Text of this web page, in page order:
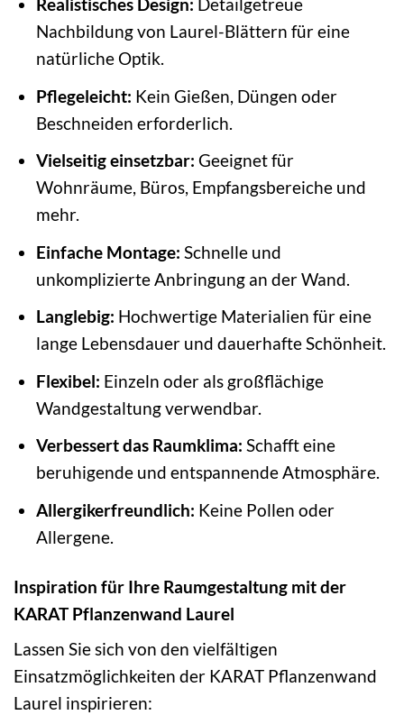
Nachbildung von Laurel-Blättern für eine
natürliche Optik.
Pflegeleicht: Kein Gießen, Düngen oder
Beschneiden erforderlich.
Vielseitig einsetzbar: Geeignet für
Wohnräume, Büros, Empfangsbereiche und
mehr.
Einfache Montage: Schnelle und
unkomplizierte Anbringung an der Wand.
Langlebig: Hochwertige Materialien für eine
lange Lebensdauer und dauerhafte Schönheit.
Flexibel: Einzeln oder als großflächige
Wandgestaltung verwendbar.
Verbessert das Raumklima: Schafft eine
beruhigende und entspannende Atmosphäre.
Allergikerfreundlich: Keine Pollen oder
Allergene.
Inspiration für Ihre Raumgestaltung mit der
KARAT Pflanzenwand Laurel
Lassen Sie sich von den vielfältigen
Einsatzmöglichkeiten der KARAT Pflanzenwand
Laurel inspirieren: